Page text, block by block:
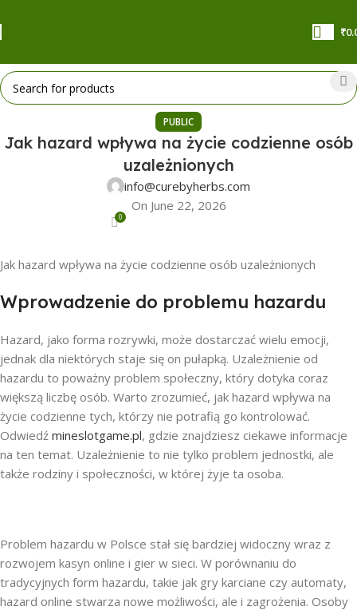
₹
PUBLIC
Jak hazard wpływa na życie codzienne osób
uzależnionych
info@curebyherbs.com
On June 22, 2026
0
Jak hazard wpływa na życie codzienne osób uzależnionych
Wprowadzenie do problemu hazardu
Hazard, jako forma rozrywki, może dostarczać wielu emocji,
jednak dla niektórych staje się on pułapką. Uzależnienie od
hazardu to poważny problem społeczny, który dotyka coraz
większą liczbę osób. Warto zrozumieć, jak hazard wpływa na
życie codzienne tych, którzy nie potrafią go kontrolować.
Odwiedź mineslotgame.pl, gdzie znajdziesz ciekawe informacje
na ten temat. Uzależnienie to nie tylko problem jednostki, ale
także rodziny i społeczności, w której żyje ta osoba.
Problem hazardu w Polsce stał się bardziej widoczny wraz z
rozwojem kasyn online i gier w sieci. W porównaniu do
tradycyjnych form hazardu, takie jak gry karciane czy automaty,
hazard online stwarza nowe możliwości, ale i zagrożenia. Osoby